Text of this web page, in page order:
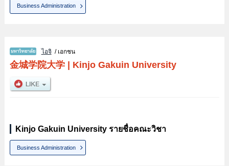
Business Administration
ไอจิ / เอกชน
金城学院大学| Kinjo Gakuin University
Kinjo Gakuin University รายชื่อคณะวิชา
Business Administration